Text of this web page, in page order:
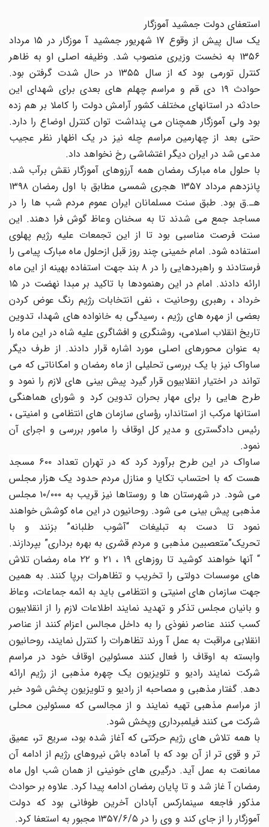
استعفای دولت جمشید آموزگار
یک سال پیش از وقوع 17 شهریور جمشید آ موزگار در ۱۵ مرداد
۱۳۵۶ به نخست وزیری منصوب شد. وظیفه اصلی او به ظاهر
کنترل تورمی بود که از سال ۱۳۵۵ در حال شدت گرفتن بود.
حوادث ۱۹ دی قم و مراسم چهلم های بعدی برای شهدای این
حادثه در استانهای مختلف کشور آرامش دولت را کاملا بر هم زده
بود ولی آموزگار همچنان می پنداشت توان کنترل اوضاع را دارد.
حتی بعد از چهارمین مراسم چله نیز در یک اظهار نظر عجیب
مدعی شد در ایران دیگر اغتشاشی رخ نخواهد داد.
با حلول ماه مبارک رمضان همه آرزوهای آموزگار نقش برآب شد.
پانزدهم مرداد ۱۳۵۷ هجری شمسی مطابق با اول رمضان ۱۳۹۸
هـ.ق بود. طبق سنت مسلمانان ایران عموم مردم شب ها را در
مساجد جمع می شدند تا به سخنان وعاظ گوش فرا دهند. این
سنت فرصت مناسبی بود تا از این تجمعات علیه رژیم پهلوی
استفاده شود. امام خمینی چند روز قبل ازحلول ماه مبارک پیامی را
فرستادند و راهبردهایی را در ۸ بند جهت استفاده بهینه از این ماه
ارائه دادند. امام در این رهنمودها با تاکید بر مبدا نهضت در ۱۵
خرداد ، رهبری روحانیت ، نفی انتخابات رژیم رنگ عوض کردن
بعضی از مهره های رژیم ، رسیدگی به خانواده های شهدا، تدوین
تاریخ انقلاب اسلامی، روشنگری و افشاگری علیه شاه در این ماه را
به عنوان محورهای اصلی مورد اشاره قرار دادند. از طرف دیگر
ساواک نیز با یک بررسی تحلیلی از ماه رمضان و امکاناتی که می
تواند در اختیار انقلابیون قرار گیرد پیش بینی های لازم را نمود و
طرح هایی را برای مهار بحران تدوین کرد و شورای هماهنگی
استانها مرکب از استاندار، رؤسای سازمان های انتظامی و امنیتی ،
رئیس دادگستری و مدیر کل اوقاف را مامور بررسی و اجرای آن
نمود.
ساواک در این طرح برآورد کرد که در تهران تعداد ۶۰۰ مسجد
هست که با احتساب تکایا و منازل مردم حدود یک هزار مجلس
می شود. در شهرستان ها و روستاها نیز قریب به ۱۰/۰۰۰ مجلس
مذهبی پیش بینی می شود. روحانیون در این ماه کوشش خواهند
نمود تا دست به تبلیغات “آشوب طلبانه” بزنند و با
تحریک”متعصبین مذهبی و مردم قشری به بهره برداری” بپردازند.
“ آنها خواهند کوشید تا روزهای ۱۹ ، ۲۱ و ۲۲ ماه رمضان تلاش
های موسسات دولتی را تخریب و تظاهرات برپا کنند. به همین
جهت سازمان های امنیتی و انتظامی باید به ائمه جماعات، وعاظ
و بانیان مجلس تذکر و تهدید نمایند اطلاعات لازم را از انقلابیون
کسب کنند عناصر نفوذی را به داخل مجالس اعزام کنند از عناصر
انقلابی مراقبت به عمل آ ورند تظاهرات را کنترل نمایند، روحانیون
وابسته به اوقاف را فعال کنند مسئولین اوقاف خود در مراسم
شرکت نمایند رادیو و تلویزیون یک چهره مذهبی از رژیم ارائه
دهد. گفتار مذهبی و مصاحبه از رادیو و تلویزیون پخش شود خبر
از مراسم مذهبی تهیه نمایند و از مجالسی که مسئولین محلی
شرکت می کنند فیلمبرداری وپخش شود.
با همه تلاش های رژیم حرکتی که آغاز شده بود، سریع تر، عمیق
تر و قوی تر از آن بود که با آماده باش نیروهای رژیم از ادامه آن
ممانعت به عمل آید. درگیری های خونینی از همان شب اول ماه
رمضان آ غاز شد و تا پایان رمضان ادامه پیدا کرد. علاوه بر حوادث
مذکور فاجعه سینمارکس آبادان آخرین طوفانی بود که دولت
آموزگار را از جای کند و وی را در ۱۳۵۷/۶/۵ مجبور به استعفا کرد.